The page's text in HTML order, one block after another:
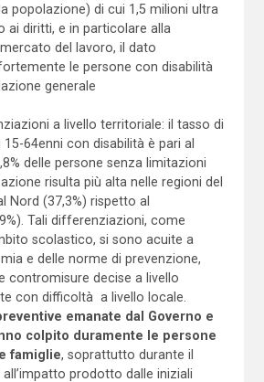
popolazione) di cui 1,5 milioni ultra
ai diritti, e in particolare alla
del lavoro, il dato
le persone con disabilità
generale
a livello territoriale: il tasso di
64enni con disabilità è pari al
delle persone senza limitazioni
risulta più alta nelle regioni del
Nord (37,3%) rispetto al
Tali differenziazioni, come
scolastico, si sono acuite a
e delle norme di prevenzione,
contromisure decise a livello
con difficoltà a livello locale.
emanate dal Governo e
colpito duramente le persone
famiglie, soprattutto durante il
all’impatto prodotto dalle iniziali